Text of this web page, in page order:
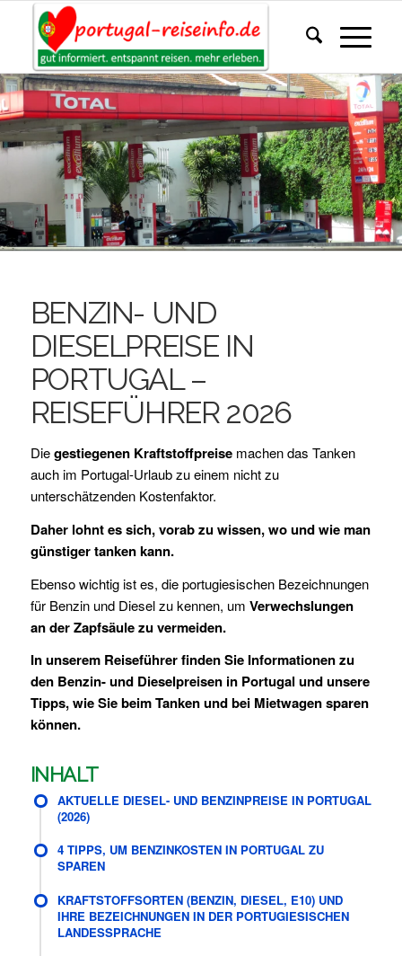
BENZIN- UND
DIESELPREISE IN
PORTUGAL –
REISEFÜHRER 2026
Diegestiegenen Kraftstoffpreisemachen das Tanken
auch im Portugal-Urlaub zu einem nicht zu
unterschätzenden Kostenfaktor.
Daher lohnt es sich, vorab zu wissen, wo und wie man
günstiger tanken kann.
Ebenso wichtig ist es, die portugiesischen Bezeichnungen
für Benzin und Diesel zu kennen, um Verwechslungen
an der Zapfsäule zu vermeiden.
In unserem Reiseführer finden Sie Informationen zu
den Benzin- und Dieselpreisen in Portugal und unsere
Tipps, wie Sie beim Tanken und bei Mietwagen sparen
können.
INHALT
AKTUELLE DIESEL- UND BENZINPREISE IN PORTUGAL
(2026)
4 TIPPS, UM BENZINKOSTEN IN PORTUGAL ZU
SPAREN
KRAFTSTOFFSORTEN (BENZIN, DIESEL, E10) UND
IHRE BEZEICHNUNGEN IN DER PORTUGIESISCHEN
LANDESSPRACHE